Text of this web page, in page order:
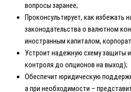
вопросы заранее;
Проконсультирует, как избежать
законодательства о валютном
иностранным капиталом,
Устроит надежную схему защиты
контроля до опционов на выход);
Обеспечит юридическую
а при необходимости –